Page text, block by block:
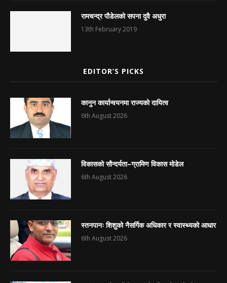
रामचन्द्र पौडेलको सपना दुवै अधुरा
13th February 2019
EDITOR’S PICKS
कानुन कार्यान्वयनमा राज्यको दायित्व
6th August 2026
विकासको सौन्दर्यता–ग्रामिण विकास मोडेल
6th August 2026
स्तनपानः शिशुको नैसर्गिक अधिकार र स्वास्थ्यको आधार
6th August 2026